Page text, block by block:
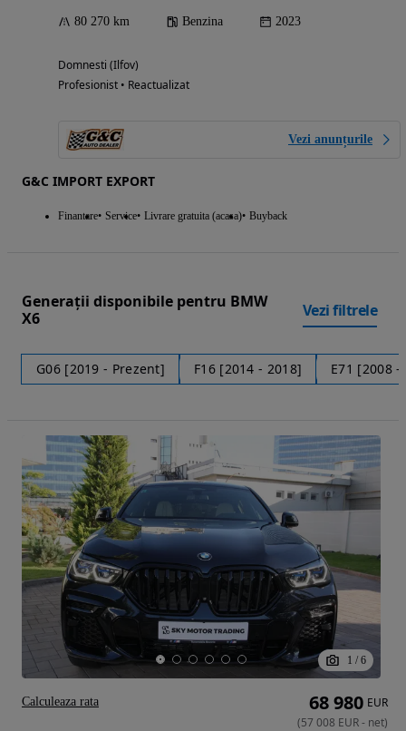
80 270 km Benzina 2023
Domnesti (Ilfov)
Profesionist • Reactualizat
Vezi anunțurile
G&C IMPORT EXPORT
Finantare Service Livrare gratuita (acasa) Buyback
Generații disponibile pentru BMW
X6
Vezi filtrele
G06 [2019 - Prezent] F16 [2014 - 2018] E71 [2008 -
1 / 6
68 980 EUR
(57 008 EUR- net)
Calculeaza rata